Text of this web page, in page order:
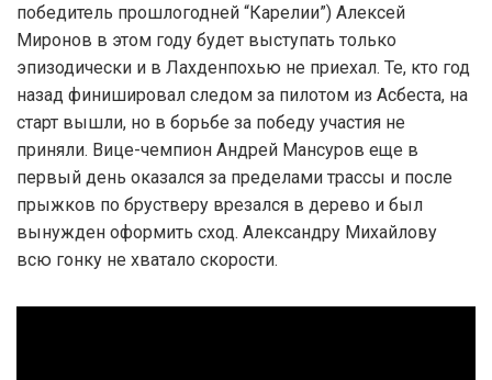
победитель прошлогодней “Карелии”) Алексей
Миронов в этом году будет выступать только
эпизодически и в Лахденпохью не приехал. Те, кто год
назад финишировал следом за пилотом из Асбеста, на
старт вышли, но в борьбе за победу участия не
приняли. Вице-чемпион Андрей Мансуров еще в
первый день оказался за пределами трассы и после
прыжков по брустверу врезался в дерево и был
вынужден оформить сход. Александру Михайлову
всю гонку не хватало скорости.